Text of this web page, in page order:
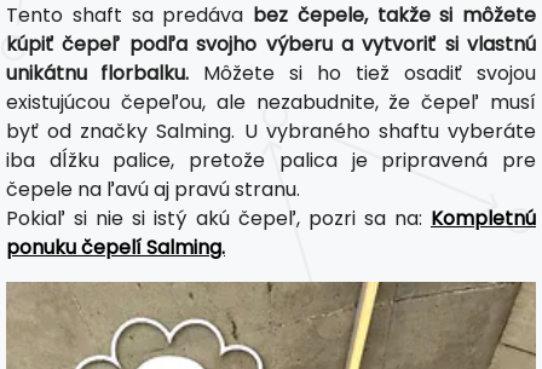
Tento shaft sa predáva bez čepele, takže si môžete
kúpiť čepeľ podľa svojho výberu a vytvoriť si vlastnú
unikátnu florbalku. Môžete si ho tiež osadiť svojou
existujúcou čepeľou, ale nezabudnite, že čepeľ musí
byť od značky Salming. U vybraného shaftu vyberáte
iba dĺžku palice, pretože palica je pripravená pre
čepele na ľavú aj pravú stranu.
Pokiaľ si nie si istý akú čepeľ, pozri sa na: Kompletnú
ponuku čepelí Salming.